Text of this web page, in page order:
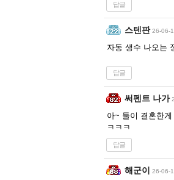
답글
스텐판 26-06-
자동 생수 나오는
답글
써펜트 나가
아~ 둘이 결혼한
ㅋㅋㅋ
답글
해군이 26-06-